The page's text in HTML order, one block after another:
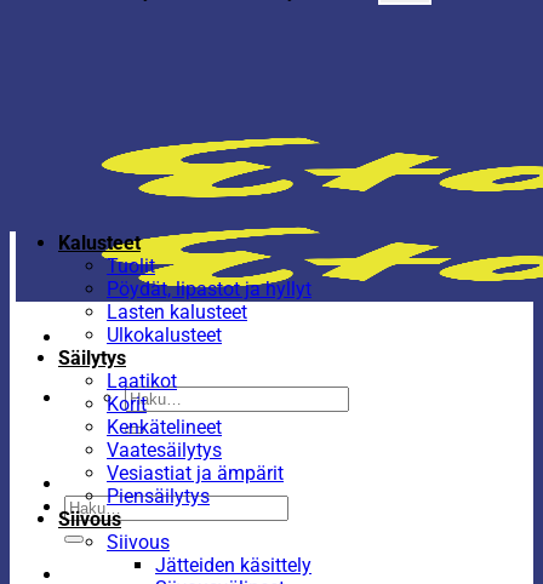
Etsi:
Etsi:
Kalusteet
Tuolit
Pöydät, lipastot ja hyllyt
Lasten kalusteet
Ulkokalusteet
Säilytys
Laatikot
Korit
Kenkätelineet
Vaatesäilytys
Vesiastiat ja ämpärit
Piensäilytys
Siivous
Siivous
Jätteiden käsittely